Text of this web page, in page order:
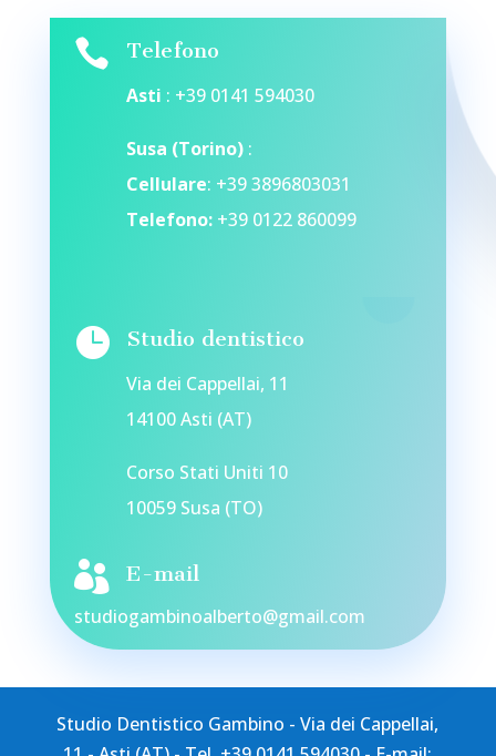
 Telefono
Asti : +39 0141 594030
Susa (Torino) :
Cellulare: +39 3896803031
Telefono: +39 0122 860099
 Studio dentistico
Via dei Cappellai, 11
14100 Asti (AT)
Corso Stati Uniti 10
10059 Susa (TO)
 E-mail
studiogambinoalberto@gmail.com
Studio Dentistico Gambino - Via dei Cappellai,